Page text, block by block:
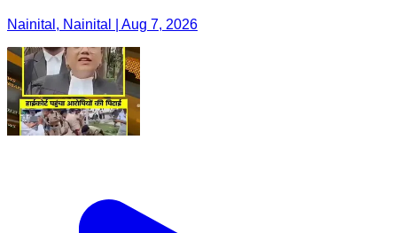
Nainital, Nainital | Aug 7, 2026